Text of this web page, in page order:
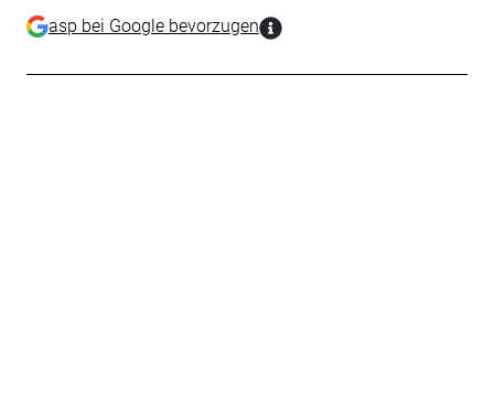
asp bei Google bevorzugen